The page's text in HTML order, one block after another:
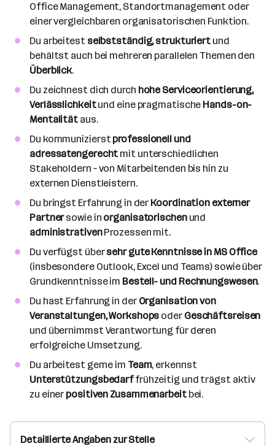
Office Management, Standortmanagement oder
einer vergleichbaren organisatorischen Funktion.
Du arbeitestselbstständig, strukturiert und
behältst auch bei mehreren parallelen Themen den
Überblick.
Du zeichnest dich durch hohe Serviceorientierung,
Verlässlichkeitund eine pragmatische Hands-on-
Mentalität aus.
Du kommunizierstprofessionell und
adressatengerecht mit unterschiedlichen
Stakeholdern – von Mitarbeitenden bis hin zu
externen Dienstleistern.
Du bringst Erfahrung in der Koordination externer
Partnersowie in organisatorischenund
administrativenProzessen mit.
Du verfügst übersehr gute Kenntnisse in MS Office
(insbesondere Outlook, Excel und Teams) sowie über
Grundkenntnisse im Bestell- und Rechnungswesen.
Du hast Erfahrung in der Organisation von
Veranstaltungen, Workshops oder Geschäftsreisen
und übernimmst Verantwortung für deren
erfolgreiche Umsetzung.
Du arbeitest gerne im Team, erkennst
Unterstützungsbedarffrühzeitig und trägst aktiv
zu einer positiven Zusammenarbeitbei.
Detaillierte Angaben zur Stelle